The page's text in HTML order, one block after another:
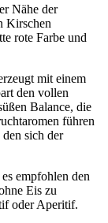
Nähe der
Kirschen
rote Farbe und
mit einem
den vollen
Balance, die
führen
sich der
empfohlen den
Eis zu
oder Aperitif.